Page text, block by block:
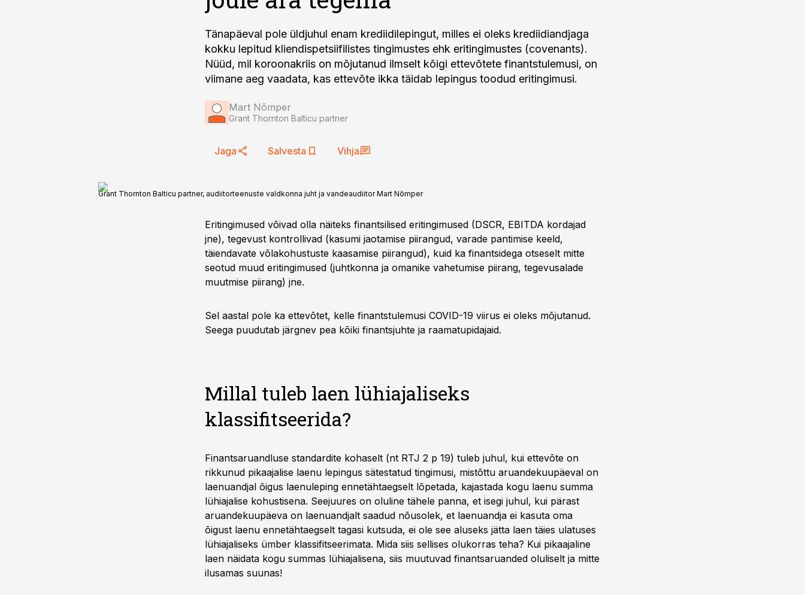
Tänapäeval pole üldjuhul enam krediidilepingut, milles ei oleks krediidiandjaga
kokku lepitud kliendispetsiifilistes tingimustes ehk eritingimustes (covenants).
Nüüd, mil koroonakriis on mõjutanud ilmselt kõigi ettevõtete finantstulemusi, on
viimane aeg vaadata, kas ettevõte ikka täidab lepingus toodud eritingimusi.
Mart Nõmper
Grant Thornton Balticu partner
Jaga Salvesta Vihja
Grant Thornton Balticu partner, audiitorteenuste valdkonna juht ja vandeaudiitor Mart Nõmper
Eritingimused võivad olla näiteks finantsilised eritingimused (DSCR, EBITDA kordajad
jne), tegevust kontrollivad (kasumi jaotamise piirangud, varade pantimise keeld,
täiendavate võlakohustuste kaasamise piirangud), kuid ka finantsidega otseselt mitte
seotud muud eritingimused (juhtkonna ja omanike vahetumise piirang, tegevusalade
muutmise piirang) jne.
Sel aastal pole ka ettevõtet, kelle finantstulemusi COVID-19 viirus ei oleks mõjutanud.
Seega puudutab järgnev pea kõiki finantsjuhte ja raamatupidajaid.
Millal tuleb laen lühiajaliseks
klassifitseerida?
Finantsaruandluse standardite kohaselt (nt RTJ 2 p 19) tuleb juhul, kui ettevõte on
rikkunud pikaajalise laenu lepingus sätestatud tingimusi, mistõttu aruandekuupäeval on
laenuandjal õigus laenuleping ennetähtaegselt lõpetada, kajastada kogu laenu summa
lühiajalise kohustisena. Seejuures on oluline tähele panna, et isegi juhul, kui pärast
aruandekuupäeva on laenuandjalt saadud nõusolek, et laenuandja ei kasuta oma
õigust laenu ennetähtaegselt tagasi kutsuda, ei ole see aluseks jätta laen täies ulatuses
lühiajaliseks ümber klassifitseerimata. Mida siis sellises olukorras teha? Kui pikaajaline
laen näidata kogu summas lühiajalisena, siis muutuvad finantsaruanded oluliselt ja mitte
ilusamas suunas!